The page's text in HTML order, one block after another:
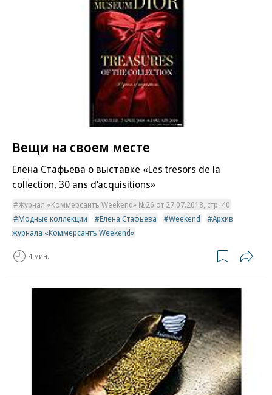
Вещи на своем месте
Елена Стафьева о выставке «Les tresors de la
collection, 30 ans d’acquisitions»
Журнал «Коммерсантъ Weekend» №26 от 27.07.2018, стр. 40
Модные коллекции
Елена Стафьева Weekend
Архив
журнала «Коммерсантъ Weekend»
4 мин.